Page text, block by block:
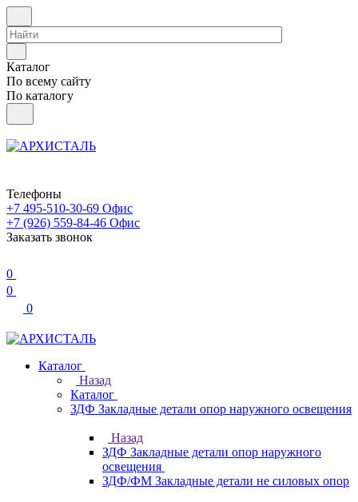
Каталог
По всему сайту
По каталогу
Телефоны
+7 495-510-30-69 Офис
+7 (926) 559-84-46 Офис
Заказать звонок
0
0
0
Каталог
Назад
Каталог
ЗДФ Закладные детали опор наружного освещения
Назад
ЗДФ Закладные детали опор наружного
освещения
ЗДФ/ФМ Закладные детали не силовых опор